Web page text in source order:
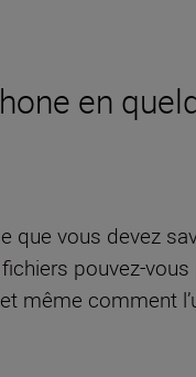
en
que vous devez
pouvez-vous
même comment